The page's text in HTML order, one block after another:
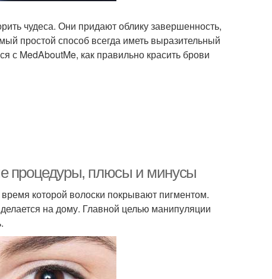
чудеса. Они придают облику завершенность,
простой способ всегда иметь выразительный
с MedAboutMe, как правильно красить брови
процедуры, плюсы и минусы
которой волоски покрывают пигментом.
на дому. Главной целью манипуляции